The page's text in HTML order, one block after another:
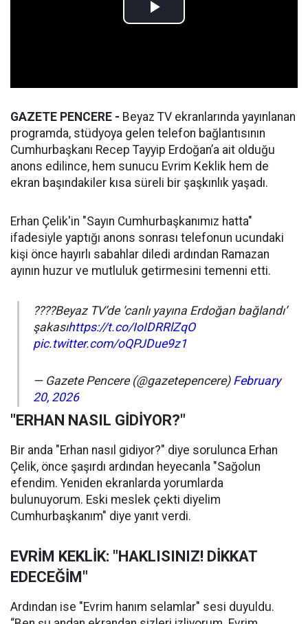
GAZETE PENCERE - Beyaz TV ekranlarında yayınlanan
programda, stüdyoya gelen telefon bağlantısının
Cumhurbaşkanı Recep Tayyip Erdoğan’a ait olduğu
anons edilince, hem sunucu Evrim Keklik hem de
ekran başındakiler kısa süreli bir şaşkınlık yaşadı.
Erhan Çelik'in "Sayın Cumhurbaşkanımız hatta"
ifadesiyle yaptığı anons sonrası telefonun ucundaki
kişi önce hayırlı sabahlar diledi ardından Ramazan
ayının huzur ve mutluluk getirmesini temenni etti.
????Beyaz TV’de ‘canlı yayına Erdoğan bağlandı’
şakasıhttps://t.co/IoIDRRlZqO
pic.twitter.com/oQPJDue9z1
— Gazete Pencere (@gazetepencere) February
20, 2026
"ERHAN NASIL GİDİYOR?"
Bir anda "Erhan nasıl gidiyor?" diye sorulunca Erhan
Çelik, önce şaşırdı ardından heyecanla "Sağolun
efendim. Yeniden ekranlarda yorumlarda
bulunuyorum. Eski meslek çekti diyelim
Cumhurbaşkanım" diye yanıt verdi.
EVRİM KEKLİK: "HAKLISINIZ! DİKKAT
EDECEĞİM"
Ardından ise "Evrim hanım selamlar" sesi duyuldu.